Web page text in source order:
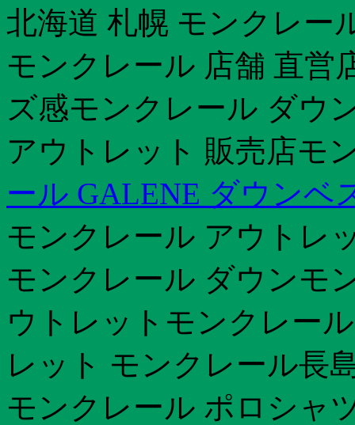
北海道 札幌 モンクレー
モンクレール 店舗 直営
ズ感モンクレール ダウ
アウトレット 販売店モ
ール GALENE ダウンベ
モンクレール アウトレ
モンクレール ダウンモ
ウトレットモンクレー
レット モンクレール長
モンクレール ポロシャ